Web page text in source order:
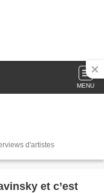
MENU
d'artistes
et c’est